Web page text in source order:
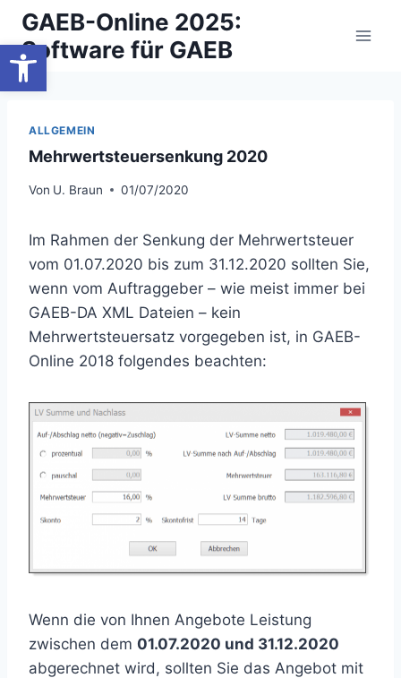
Werkzeugleiste öffnen
Zum
Inhalt
springen
GAEB-Online 2025:
Software für GAEB
ALLGEMEIN
Mehrwertsteuersenkung 2020
Von U. Braun 01/07/2020
Im Rahmen der Senkung der Mehrwertsteuer
vom 01.07.2020 bis zum 31.12.2020 sollten Sie,
wenn vom Auftraggeber – wie meist immer bei
GAEB-DA XML Dateien – kein
Mehrwertsteuersatz vorgegeben ist, in GAEB-
Online 2018 folgendes beachten:
Wenn die von Ihnen Angebote Leistung
zwischen dem 01.07.2020 und 31.12.2020
abgerechnet wird, sollten Sie das Angebot mit